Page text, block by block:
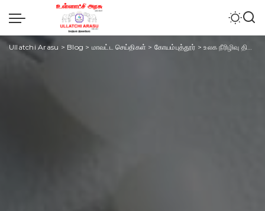
Ullatchi Arasu > Blog > மாவட்ட செய்திகள் > கோயம்புத்தூர் >உலக நீரிழிவு தினம் : ரத்த சர்க்கரை அளவை கட்டுக்குள் வைத்திருக்கும் கலிபோர்னியா பாதாம்